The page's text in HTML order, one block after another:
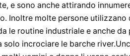
e sono anche attirando
Inoltre molte persone utilizzano
le routine industriale e anche da
incrociare le barche